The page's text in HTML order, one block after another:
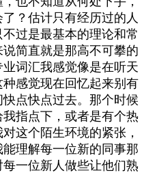
？估计只有经历过的人
过是最基本的理论和常
简直就是那高不可攀的
词汇我感觉像是在听天
感觉现在回忆起来别有
点快点过去。那个时候
指点下，或者是有个热
这个陌生环境的紧张，
理解每一位新的同事那
一位新人做些让他们熟